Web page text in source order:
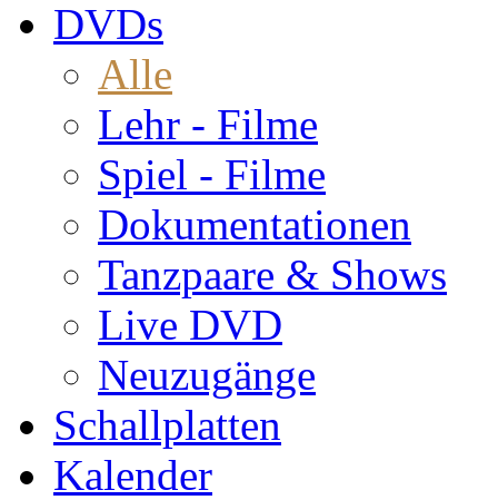
DVDs
Alle
Lehr - Filme
Spiel - Filme
Dokumentationen
Tanzpaare & Shows
Live DVD
Neuzugänge
Schallplatten
Kalender